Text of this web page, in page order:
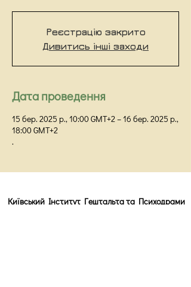
Реєстрацію закрито
Дивитись інші заходи
Дата проведення
15 бер. 2025 р., 10:00 GMT+2 – 16 бер. 2025 р.,
18:00 GMT+2
.
Київський Інститут Гештальта та Психодрами